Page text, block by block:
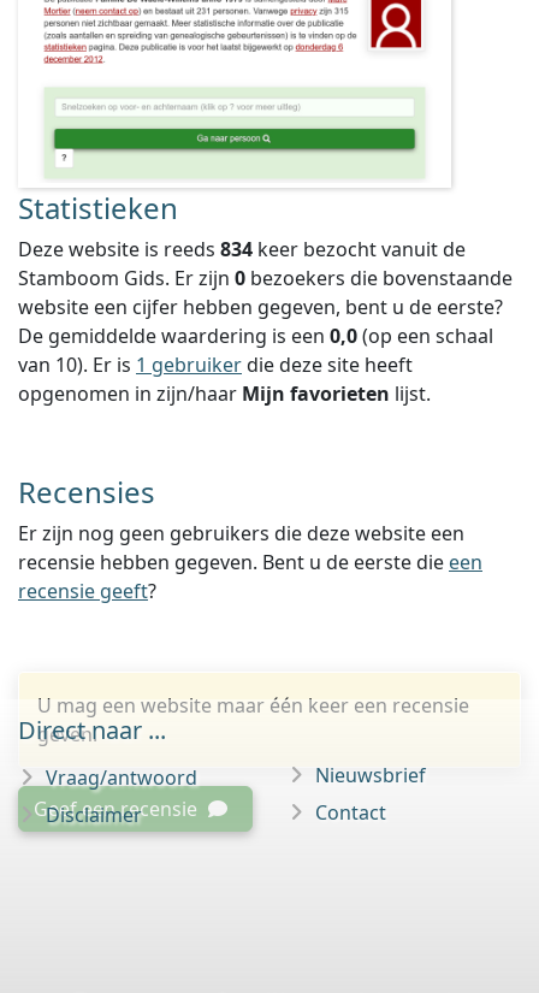
Statistieken
Deze website is reeds 834 keer bezocht vanuit de
Stamboom Gids. Er zijn 0 bezoekers die bovenstaande
website een cijfer hebben gegeven, bent u de eerste?
De gemiddelde waardering is een 0,0(op een schaal
van 10). Er is 1 gebruikerdie deze site heeft
opgenomen in zijn/haar Mijn favorieten lijst.
Recensies
Er zijn nog geen gebruikers die deze website een
recensie hebben gegeven. Bent u de eerste die een
recensie geeft?
U mag een website maar één keer een recensie
geven.
Geef een recensie
Direct naar ...
Vraag/antwoord
Disclaimer
Nieuwsbrief
Contact